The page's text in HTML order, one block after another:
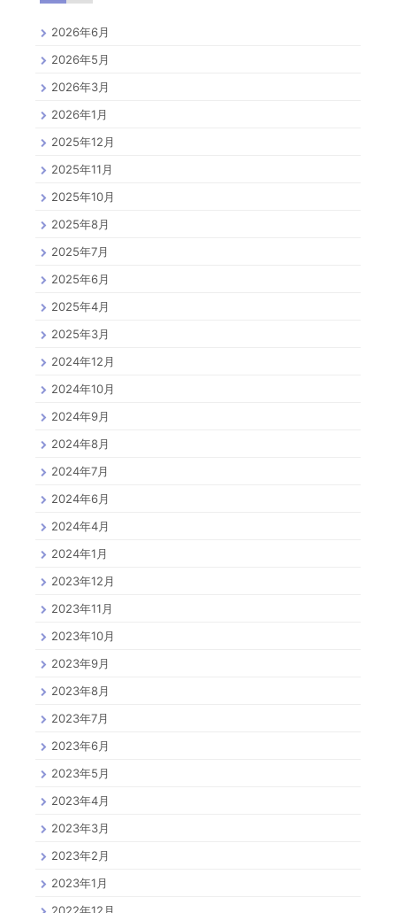
2026年6月
2026年5月
2026年3月
2026年1月
2025年12月
2025年11月
2025年10月
2025年8月
2025年7月
2025年6月
2025年4月
2025年3月
2024年12月
2024年10月
2024年9月
2024年8月
2024年7月
2024年6月
2024年4月
2024年1月
2023年12月
2023年11月
2023年10月
2023年9月
2023年8月
2023年7月
2023年6月
2023年5月
2023年4月
2023年3月
2023年2月
2023年1月